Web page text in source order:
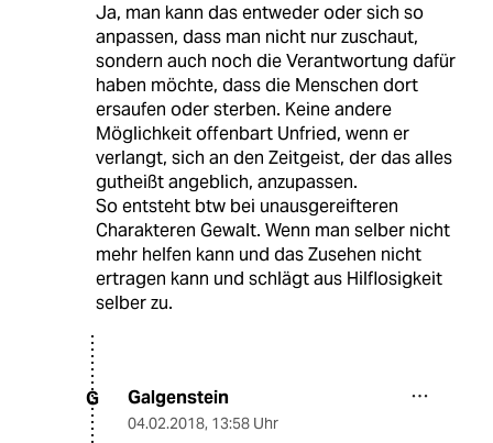
Ja, man kann das entweder oder sich so
anpassen, dass man nicht nur zuschaut,
sondern auch noch die Verantwortung dafür
haben möchte, dass die Menschen dort
ersaufen oder sterben. Keine andere
Möglichkeit offenbart Unfried, wenn er
verlangt, sich an den Zeitgeist, der das alles
gutheißt angeblich, anzupassen.
So entsteht btw bei unausgereifteren
Charakteren Gewalt. Wenn man selber nicht
mehr helfen kann und das Zusehen nicht
ertragen kann und schlägt aus Hilflosigkeit
selber zu.
G Galgenstein
04.02.2018, 13:58 Uhr